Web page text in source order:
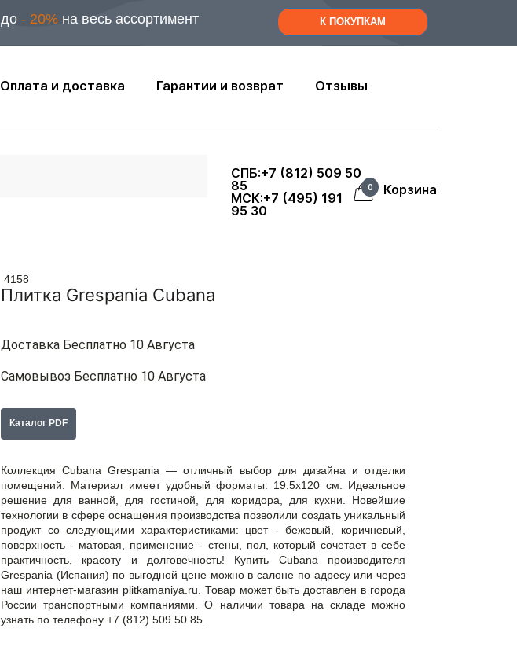
до - 20% на весь ассортимент К ПОКУПКАМ
Оплата и доставка Гарантии и возврат
Отзывы
СПБ:+7 (812) 509 50
85
МСК:+7 (495) 191
95 30
0 Корзина
4158
Плитка Grespania Cubana
Доставка Бесплатно 10 Августа
Самовывоз Бесплатно 10 Августа
Каталог PDF
Коллекция Cubana Grespania — отличный выбор для дизайна и отделки
помещений. Материал имеет удобный форматы: 19.5x120 см. Идеальное
решение для ванной, для гостиной, для коридора, для кухни. Новейшие
технологии в сфере оснащения производства позволили создать уникальный
продукт со следующими характеристиками: цвет - бежевый, коричневый,
поверхность - матовая, применение - стены, пол, который сочетает в себе
практичность, красоту и долговечность! Купить Cubana производителя
Grespania (Испания) по выгодной цене можно в салоне по адресу или через
наш интернет-магазин plitkamaniya.ru. Товар может быть доставлен в города
России транспортными компаниями. О наличии товара на складе можно
узнать по телефону +7 (812) 509 50 85.